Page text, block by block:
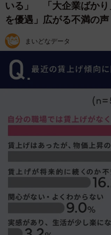
いる」 「大企業ばかり
を優遇」広がる不満の声
まいどなデータ